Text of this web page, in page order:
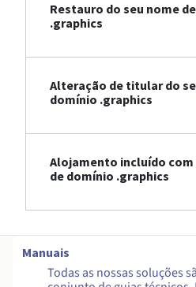
Restauro do seu nome
.graphics
Alteração de titular do
domínio .graphics
Alojamento incluído com
de domínio .graphics
Manuais
Todas as nossas soluções